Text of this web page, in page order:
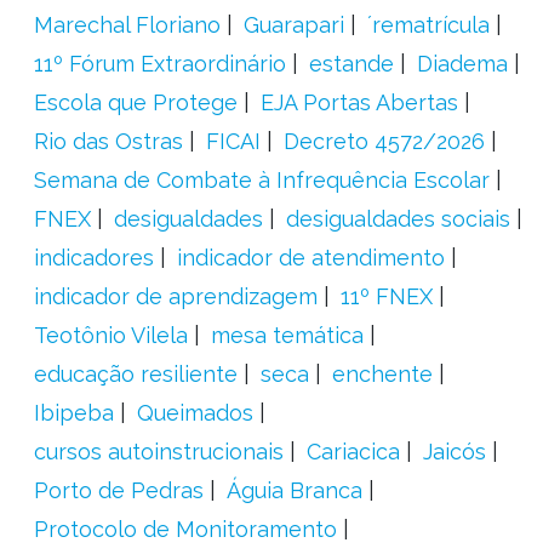
Marechal Floriano
Guarapari
´rematrícula
11º Fórum Extraordinário
estande
Diadema
Escola que Protege
EJA Portas Abertas
Rio das Ostras
FICAI
Decreto 4572/2026
Semana de Combate à Infrequência Escolar
FNEX
desigualdades
desigualdades sociais
indicadores
indicador de atendimento
indicador de aprendizagem
11º FNEX
Teotônio Vilela
mesa temática
educação resiliente
seca
enchente
Ibipeba
Queimados
cursos autoinstrucionais
Cariacica
Jaicós
Porto de Pedras
Águia Branca
Protocolo de Monitoramento